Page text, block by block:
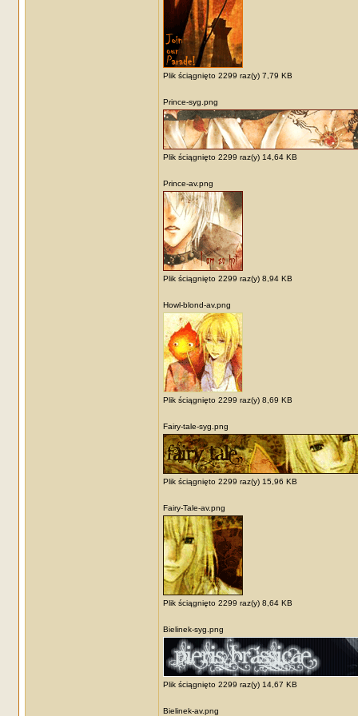
Plik ściągnięto 2299 raz(y) 7,79 KB
Prince-syg.png
Plik ściągnięto 2299 raz(y) 14,64 KB
Prince-av.png
Plik ściągnięto 2299 raz(y) 8,94 KB
Howl-blond-av.png
Plik ściągnięto 2299 raz(y) 8,69 KB
Fairy-tale-syg.png
Plik ściągnięto 2299 raz(y) 15,96 KB
Fairy-Tale-av.png
Plik ściągnięto 2299 raz(y) 8,64 KB
Bielinek-syg.png
Plik ściągnięto 2299 raz(y) 14,67 KB
Bielinek-av.png